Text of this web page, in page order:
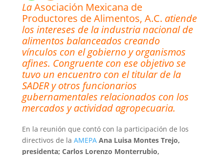
LaAsociación Mexicana de
Productores de Alimentos, A.C. atiende
los intereses de la industria nacional de
alimentos balanceados creando
vínculos con el gobierno y organismos
afines. Congruente con ese objetivo se
tuvo un encuentro con el titular de la
SADER y otros funcionarios
gubernamentales relacionados con los
mercados y actividad agropecuaria.
En la reunión que contó con la participación de los
directivos de la AMEPA Ana Luisa Montes Trejo,
presidenta; Carlos Lorenzo Monterrubio,